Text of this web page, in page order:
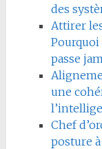
des
Attirer
passe
une
Chef
posture